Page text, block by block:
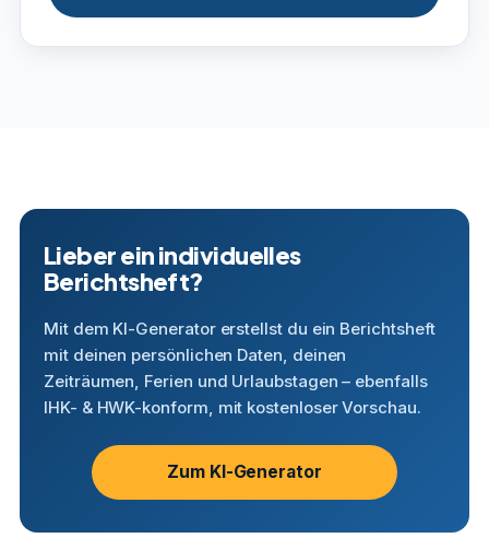
Lieber ein individuelles
Berichtsheft?
Mit dem KI-Generator erstellst du ein Berichtsheft
mit deinen persönlichen Daten, deinen
Zeiträumen, Ferien und Urlaubstagen – ebenfalls
IHK- & HWK-konform, mit kostenloser Vorschau.
Zum KI-Generator